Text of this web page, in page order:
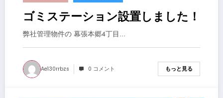
ゴミステーション設置しました！
弊社管理物件の 幕張本郷4丁目…
Ae130rrbzs 0 コメント もっと見る